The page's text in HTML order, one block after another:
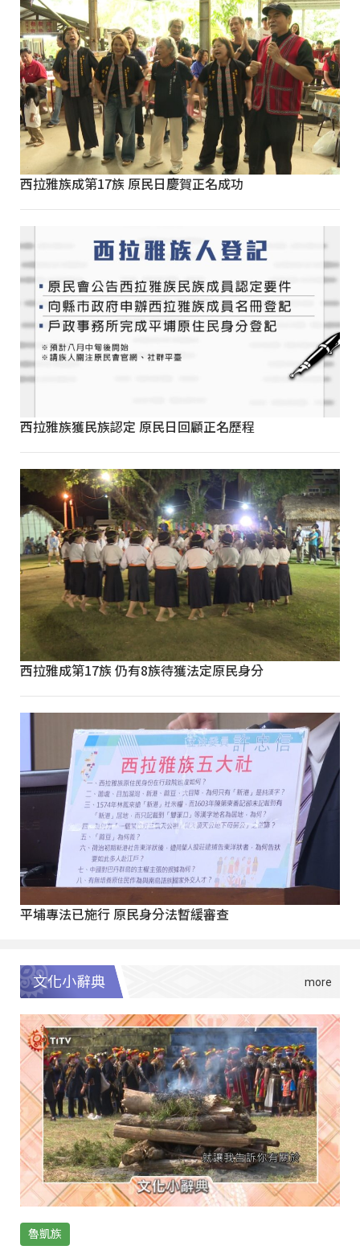
西拉雅族成第17族 原民日慶賀正名成功
西拉雅族獲民族認定 原民日回顧正名歷程
西拉雅成第17族 仍有8族待獲法定原民身分
平埔專法已施行 原民身分法暫緩審查
文化小辭典
魯凱族